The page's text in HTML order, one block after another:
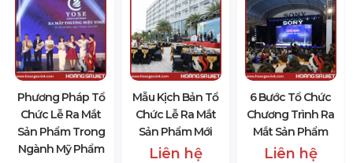
Phương Pháp Tổ
Chức Lễ Ra Mắt
Sản Phẩm Trong
Ngành Mỹ Phẩm
Mẫu Kịch Bản Tổ
Chức Lễ Ra Mắt
Sản Phẩm Mới
Liên hệ
6 Bước Tổ Chức
Chương Trình Ra
Mắt Sản Phẩm
Liên hệ